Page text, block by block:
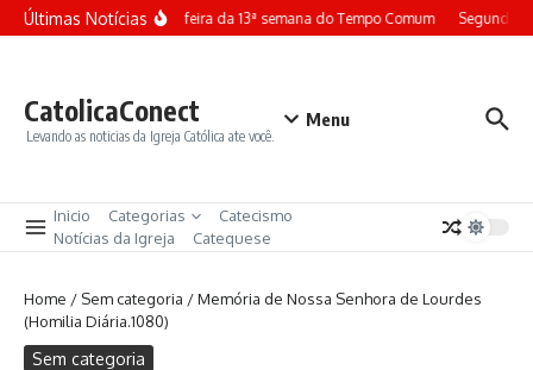
Ir para o conteúdo
Últimas NotíciasTerça-feira da 13ª semana do Tempo Comum Segunda-
CatolicaConect
Levando as noticias da Igreja Católica ate você.
Menu
Inicio Categorias
Catecismo
Notícias da Igreja
Catequese
Home / Sem categoria /Memória de Nossa Senhora de Lourdes
(Homilia Diária.1080)
Sem categoria